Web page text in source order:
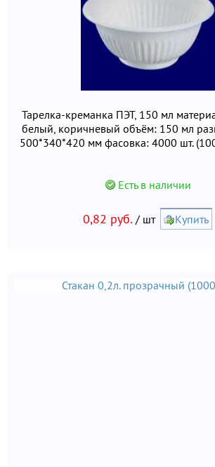
Тарелка-креманка ПЭТ, 150 мл
белый, коричневый объём: 150 мл
500*340*420 мм фасовка: 4000 шт.
Есть в наличии
0,82 руб. / шт Купить
Стакан 0,2л. прозрачный